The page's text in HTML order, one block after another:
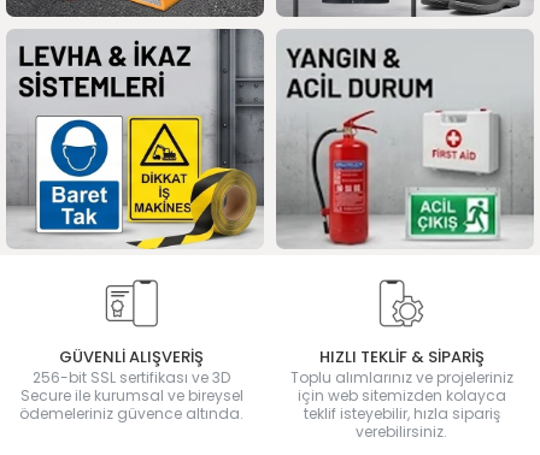
GÜVENLİ ALIŞVERİŞ
256-bit SSL sertifikası ve 3D
Secure ile kurumsal ve bireysel
ödemeleriniz güvence altında.
HIZLI TEKLİF & SİPARİŞ
Toplu alımlarınız ve projeleriniz
için web sitemizden kolayca
teklif isteyebilir, hızla sipariş
verebilirsiniz.